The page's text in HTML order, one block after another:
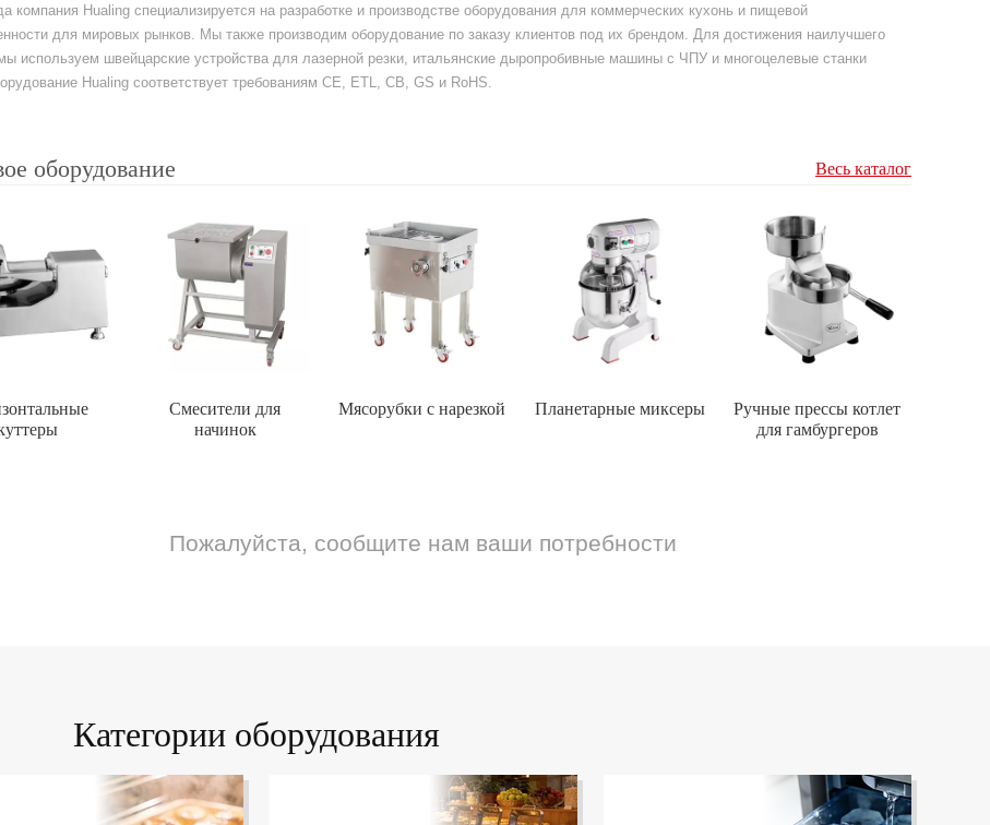
компания Hualing специализируется на разработке и производстве оборудования для коммерческих кухонь и пищевой
для мировых рынков. Мы также производим оборудование по заказу клиентов под их брендом. Для достижения наилучшего
используем швейцарские устройства для лазерной резки, итальянские дыропробивные машины с ЧПУ и многоцелевые станки
Hualing соответствует требованиям CE, ETL, CB, GS и RoHS.
оборудование Весь каталог
Смесители для
начинок
Мясорубки с нарезкой Планетарные миксеры
Ручные прессы котлет
для гамбургеров
Пожалуйста, сообщите нам ваши потребности
Категории оборудования